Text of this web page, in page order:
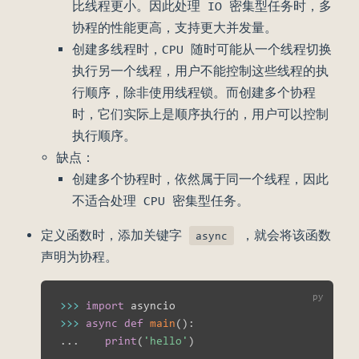
比线程更小。因此处理 IO 密集型任务时，多
协程的性能更高，支持更大并发量。
创建多线程时，CPU 随时可能从一个线程切换
执行另一个线程，用户不能控制这些线程的执
行顺序，除非使用线程锁。而创建多个协程
时，它们实际上是顺序执行的，用户可以控制
执行顺序。
缺点：
创建多个协程时，依然属于同一个线程，因此
不适合处理 CPU 密集型任务。
定义函数时，添加关键字 async
，就会将该函数
声明为协程。
>>> import
>>> async def main( ) :
. . . print( 'hello' )